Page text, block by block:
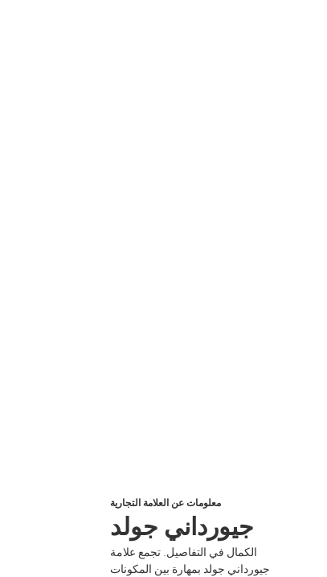
معلومات عن العلامة التجارية
جيورداني جولد
الكمال في التفاصيل. تجمع علامة
جيورداني جولد بمهارة بين المكونات